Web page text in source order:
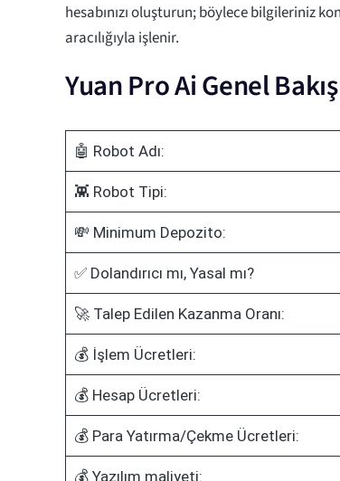
hesabınızı oluşturun; böylece bilgileriniz
aracılığıyla işlenir.
Yuan Pro Ai Genel Bakış
🤖 Robot Adı:
👾 Robot Tipi:
💸 Minimum Depozito:
✅ Dolandırıcı mı, Yasal mı?
🚀 Talep Edilen Kazanma Oranı:
💰 İşlem Ücretleri:
💰 Hesap Ücretleri:
💰 Para Yatırma/Çekme Ücretleri:
💰 Yazılım maliyeti: